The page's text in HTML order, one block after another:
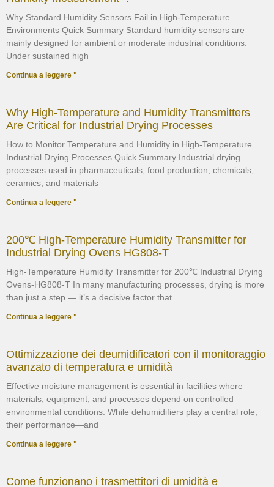
Why Standard Humidity Sensors Fail in High-Temperature
Environments Quick Summary Standard humidity sensors are
mainly designed for ambient or moderate industrial conditions.
Under sustained high
Continua a leggere "
Why High-Temperature and Humidity Transmitters
Are Critical for Industrial Drying Processes
How to Monitor Temperature and Humidity in High-Temperature
Industrial Drying Processes Quick Summary Industrial drying
processes used in pharmaceuticals, food production, chemicals,
ceramics, and materials
Continua a leggere "
200℃ High-Temperature Humidity Transmitter for
Industrial Drying Ovens HG808-T
High-Temperature Humidity Transmitter for 200℃ Industrial Drying
Ovens-HG808-T In many manufacturing processes, drying is more
than just a step — it’s a decisive factor that
Continua a leggere "
Ottimizzazione dei deumidificatori con il monitoraggio
avanzato di temperatura e umidità
Effective moisture management is essential in facilities where
materials, equipment, and processes depend on controlled
environmental conditions. While dehumidifiers play a central role,
their performance—and
Continua a leggere "
Come funzionano i trasmettitori di umidità e